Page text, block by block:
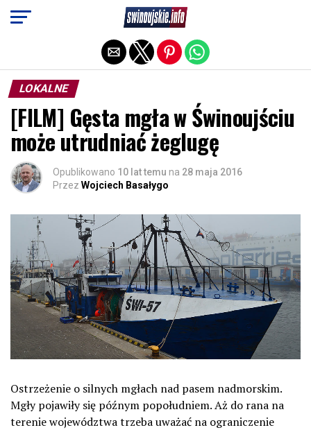
LOKALNE
[FILM] Gęsta mgła w Świnoujściu
może utrudniać żeglugę
Opublikowano 10 lat temu na 28 maja 2016
Przez Wojciech Basałygo
Ostrzeżenie o silnych mgłach nad pasem nadmorskim.
Mgły pojawiły się późnym popołudniem. Aż do rana na
terenie województwa trzeba uważać na ograniczenie
Exit mobile version